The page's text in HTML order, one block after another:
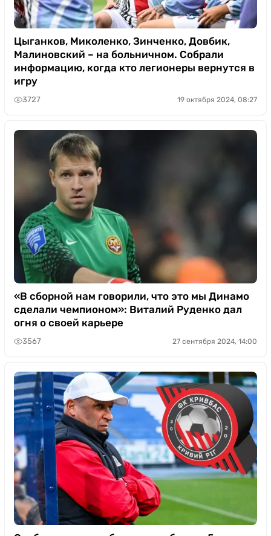
Цыганков, Миколенко, Зинченко, Довбик,
Малиновский – на больничном. Собрали
информацию, когда кто легионеры вернутся в
игру
3727 19 октября 2024, 08:27
«В сборной нам говорили, что это мы Динамо
сделали чемпионом»: Виталий Руденко дал
огня о своей карьере
3567 27 сентября 2024, 14:00